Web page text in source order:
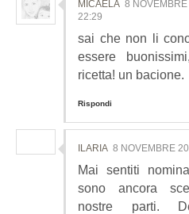
MICAELA 8
22:29
sai che non li
essere
ricetta! un bacione.
Rispondi
ILARIA 8 NOVEMBRE
Mai sentiti
sono ancora
nostre parti.